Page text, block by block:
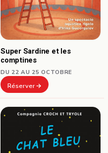
Super Sardine et les
comptines
DU 22 AU 25 OCTOBRE
Réserver